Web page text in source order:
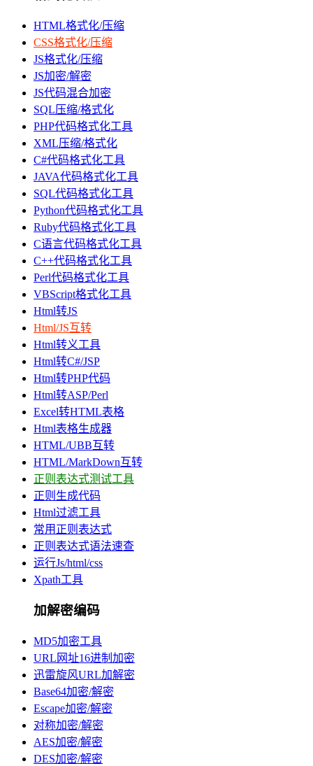
HTML格式化/压缩
CSS格式化/压缩
JS格式化/压缩
JS加密/解密
JS代码混合加密
SQL压缩/格式化
PHP代码格式化工具
XML压缩/格式化
C#代码格式化工具
JAVA代码格式化工具
SQL代码格式化工具
Python代码格式化工具
Ruby代码格式化工具
C语言代码格式化工具
C++代码格式化工具
Perl代码格式化工具
VBScript格式化工具
Html转JS
Html/JS互转
Html转义工具
Html转C#/JSP
Html转PHP代码
Html转ASP/Perl
Excel转HTML表格
Html表格生成器
HTML/UBB互转
HTML/MarkDown互转
正则表达式测试工具
正则生成代码
Html过滤工具
常用正则表达式
正则表达式语法速查
运行Js/html/css
Xpath工具
加解密编码
MD5加密工具
URL网址16进制加密
迅雷旋风URL加解密
Base64加密/解密
Escape加密/解密
对称加密/解密
AES加密/解密
DES加密/解密